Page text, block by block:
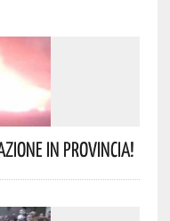
In Provincia!